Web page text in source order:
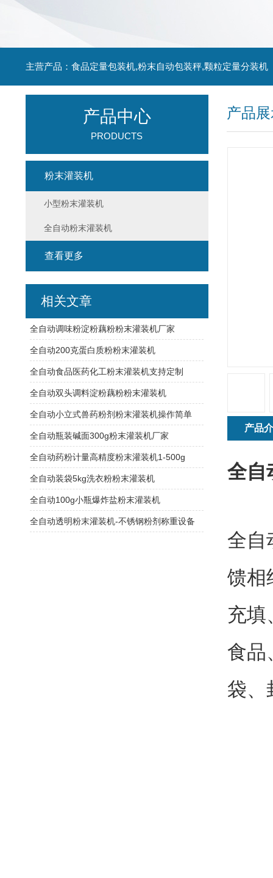
主营产品：食品定量包装机,粉末自动包装秤,颗粒定量分装机
产品
产品
全自
全自
馈相
充填
食品
袋、
产品中心
PRODUCTS
粉末灌装机
小型粉末灌装机
全自动粉末灌装机
查看更多
相关文章
全自动调味粉淀粉藕粉粉末灌装机厂家
全自动200克蛋白质粉粉末灌装机
全自动食品医药化工粉末灌装机支持定制
全自动双头调料淀粉藕粉粉末灌装机
全自动小立式兽药粉剂粉末灌装机操作简单
全自动瓶装碱面300g粉末灌装机厂家
全自动药粉计量高精度粉末灌装机1-500g
全自动装袋5kg洗衣粉粉末灌装机
全自动100g小瓶爆炸盐粉末灌装机
全自动透明粉末灌装机-不锈钢粉剂称重设备